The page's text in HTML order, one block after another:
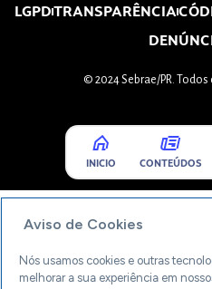
LGPDTRANSPARÊNCIA
© 2024 Sebrae/PR.
INICIO CONTEÚDOS
Aviso de Cookies
Nós usamos cookies e outras
melhorar a sua experiência em